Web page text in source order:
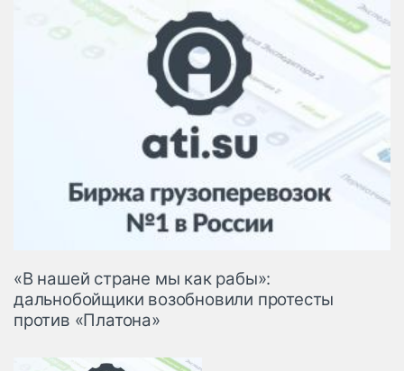
Спецтехника
Автосервис,
запчасти, шины
Топливо, масла и
автохимия
Дзен
«В нашей стране мы как рабы»:
дальнобойщики возобновили протесты
против «Платона»